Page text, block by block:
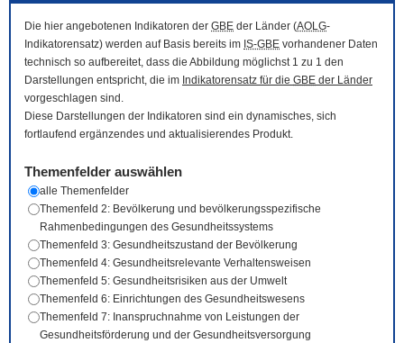
Die hier angebotenen Indikatoren der GBE der Länder (AOLG-
Indikatorensatz) werden auf Basis bereits im IS-GBE vorhandener Daten
technisch so aufbereitet, dass die Abbildung möglichst 1 zu 1 den
Darstellungen entspricht, die im Indikatorensatz für die GBE der Länder
vorgeschlagen sind.
Diese Darstellungen der Indikatoren sind ein dynamisches, sich
fortlaufend ergänzendes und aktualisierendes Produkt.
Themenfelder auswählen
alle Themenfelder
Themenfeld 2: Bevölkerung und bevölkerungsspezifische
Rahmenbedingungen des Gesundheitssystems
Themenfeld 3: Gesundheitszustand der Bevölkerung
Themenfeld 4: Gesundheitsrelevante Verhaltensweisen
Themenfeld 5: Gesundheitsrisiken aus der Umwelt
Themenfeld 6: Einrichtungen des Gesundheitswesens
Themenfeld 7: Inanspruchnahme von Leistungen der
Gesundheitsförderung und der Gesundheitsversorgung